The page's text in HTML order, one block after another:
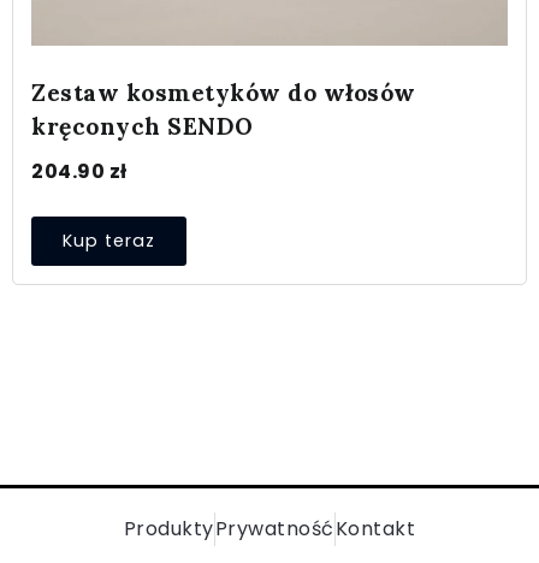
Zestaw kosmetyków do włosów
kręconych SENDO
204.90 zł
Kup teraz
ProduktyPrywatnośćKontakt